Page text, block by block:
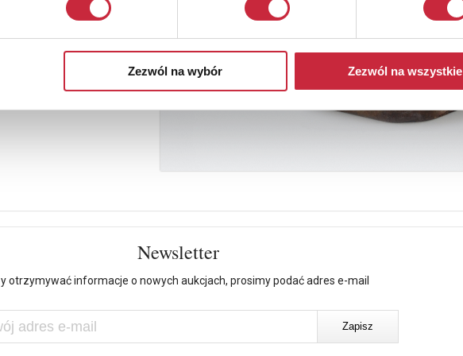
Zezwól na wybór Zezwól na wszystkie
Newsletter
otrzymywać informacje o nowych aukcjach, prosimy podać adres e-mail